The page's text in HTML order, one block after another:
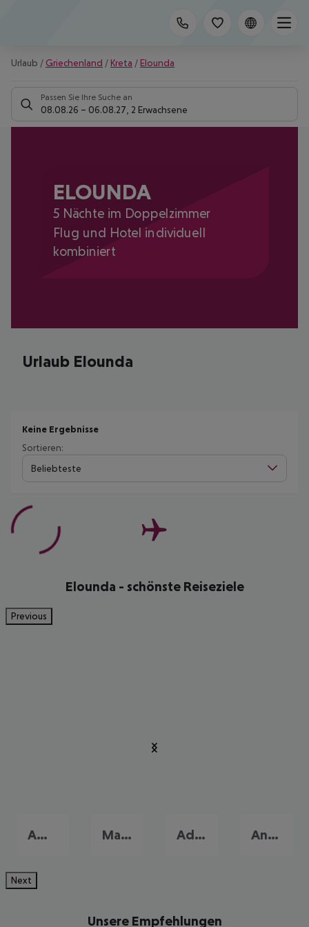
Urlaub / Griechenland / Kreta / Elounda
Passen Sie Ihre Suche an
08.08.26 – 06.08.27 2 Erwachsene
ELOUNDA
5 Nächte im Doppelzimmer
Flug und Hotel individuell
kombiniert
Urlaub Elounda
Keine Ergebnisse
Sortieren:
Beliebteste
Elounda - schönste Reiseziele
Previous
Amoudara Malia Adelianos Kambos Analypsi
Next
Unsere Empfehlungen